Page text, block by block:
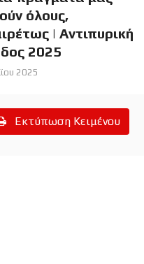
όλους,
| Αντιπυρική
2025
2025
Εκτύπωση Κειμένου